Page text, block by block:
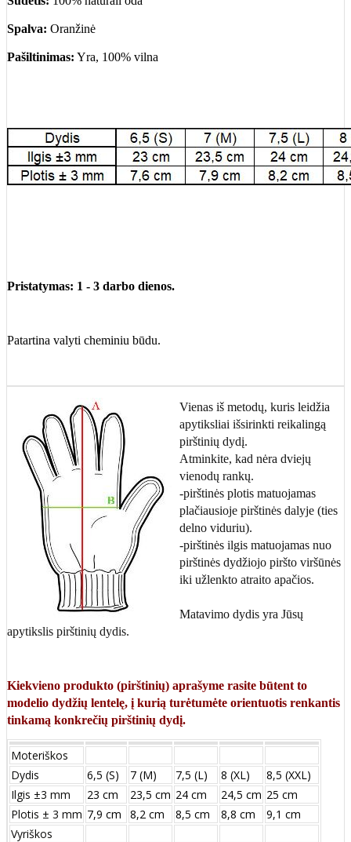
Spalva: Oranžinė
Pašiltinimas: Yra, 100% vilna
Pristatymas: 1 - 3 darbo dienos.
Patartina valyti cheminiu būdu.
Vienas iš metodų, kuris leidžia
apytiksliai išsirinkti reikalingą
pirštinių dydį.
Atminkite, kad nėra dviejų
vienodų rankų.
-pirštinės plotis matuojamas
plačiausioje pirštinės dalyje (ties
delno viduriu).
-pirštinės ilgis matuojamas nuo
pirštinės dydžiojo piršto viršūnės
iki užlenkto atraito apačios.
Matavimo dydis yra Jūsų
apytikslis pirštinių dydis.
Kiekvieno produkto (pirštinių) aprašyme rasite būtent to
modelio dydžių lentelę, į kurią turėtumėte orientuotis renkantis
tinkamą konkrečių pirštinių dydį.
Moteriškos
Dydis
6,5 (S) 7 (M) 7,5 (L) 8 (XL)
8,5 (XXL)
Ilgis ±3 mm
23 cm 23,5 cm 24 cm 24,5 cm 25 cm
Plotis ± 3 mm 7,9 cm 8,2 cm 8,5 cm 8,8 cm
9,1 cm
Vyriškos